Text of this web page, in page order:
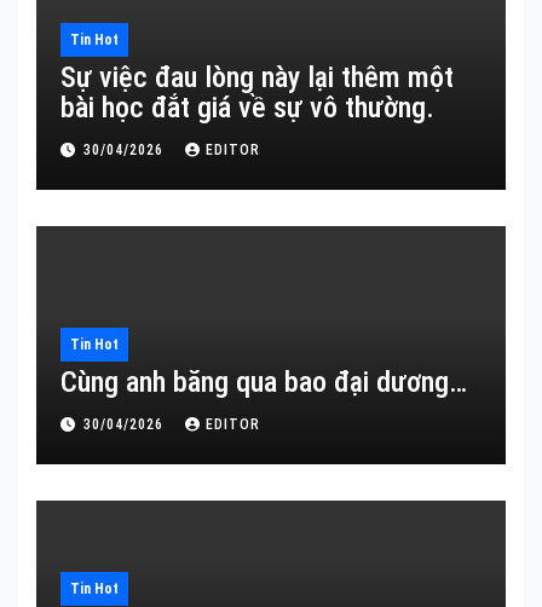
Tin Hot
Sự việc đau lòng này lại thêm một
bài học đắt giá về sự vô thường.
30/04/2026 EDITOR
Tin Hot
Cùng anh băng qua bao đại dương…
30/04/2026 EDITOR
Tin Hot